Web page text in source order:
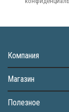
Компания
Магазин
Полезное